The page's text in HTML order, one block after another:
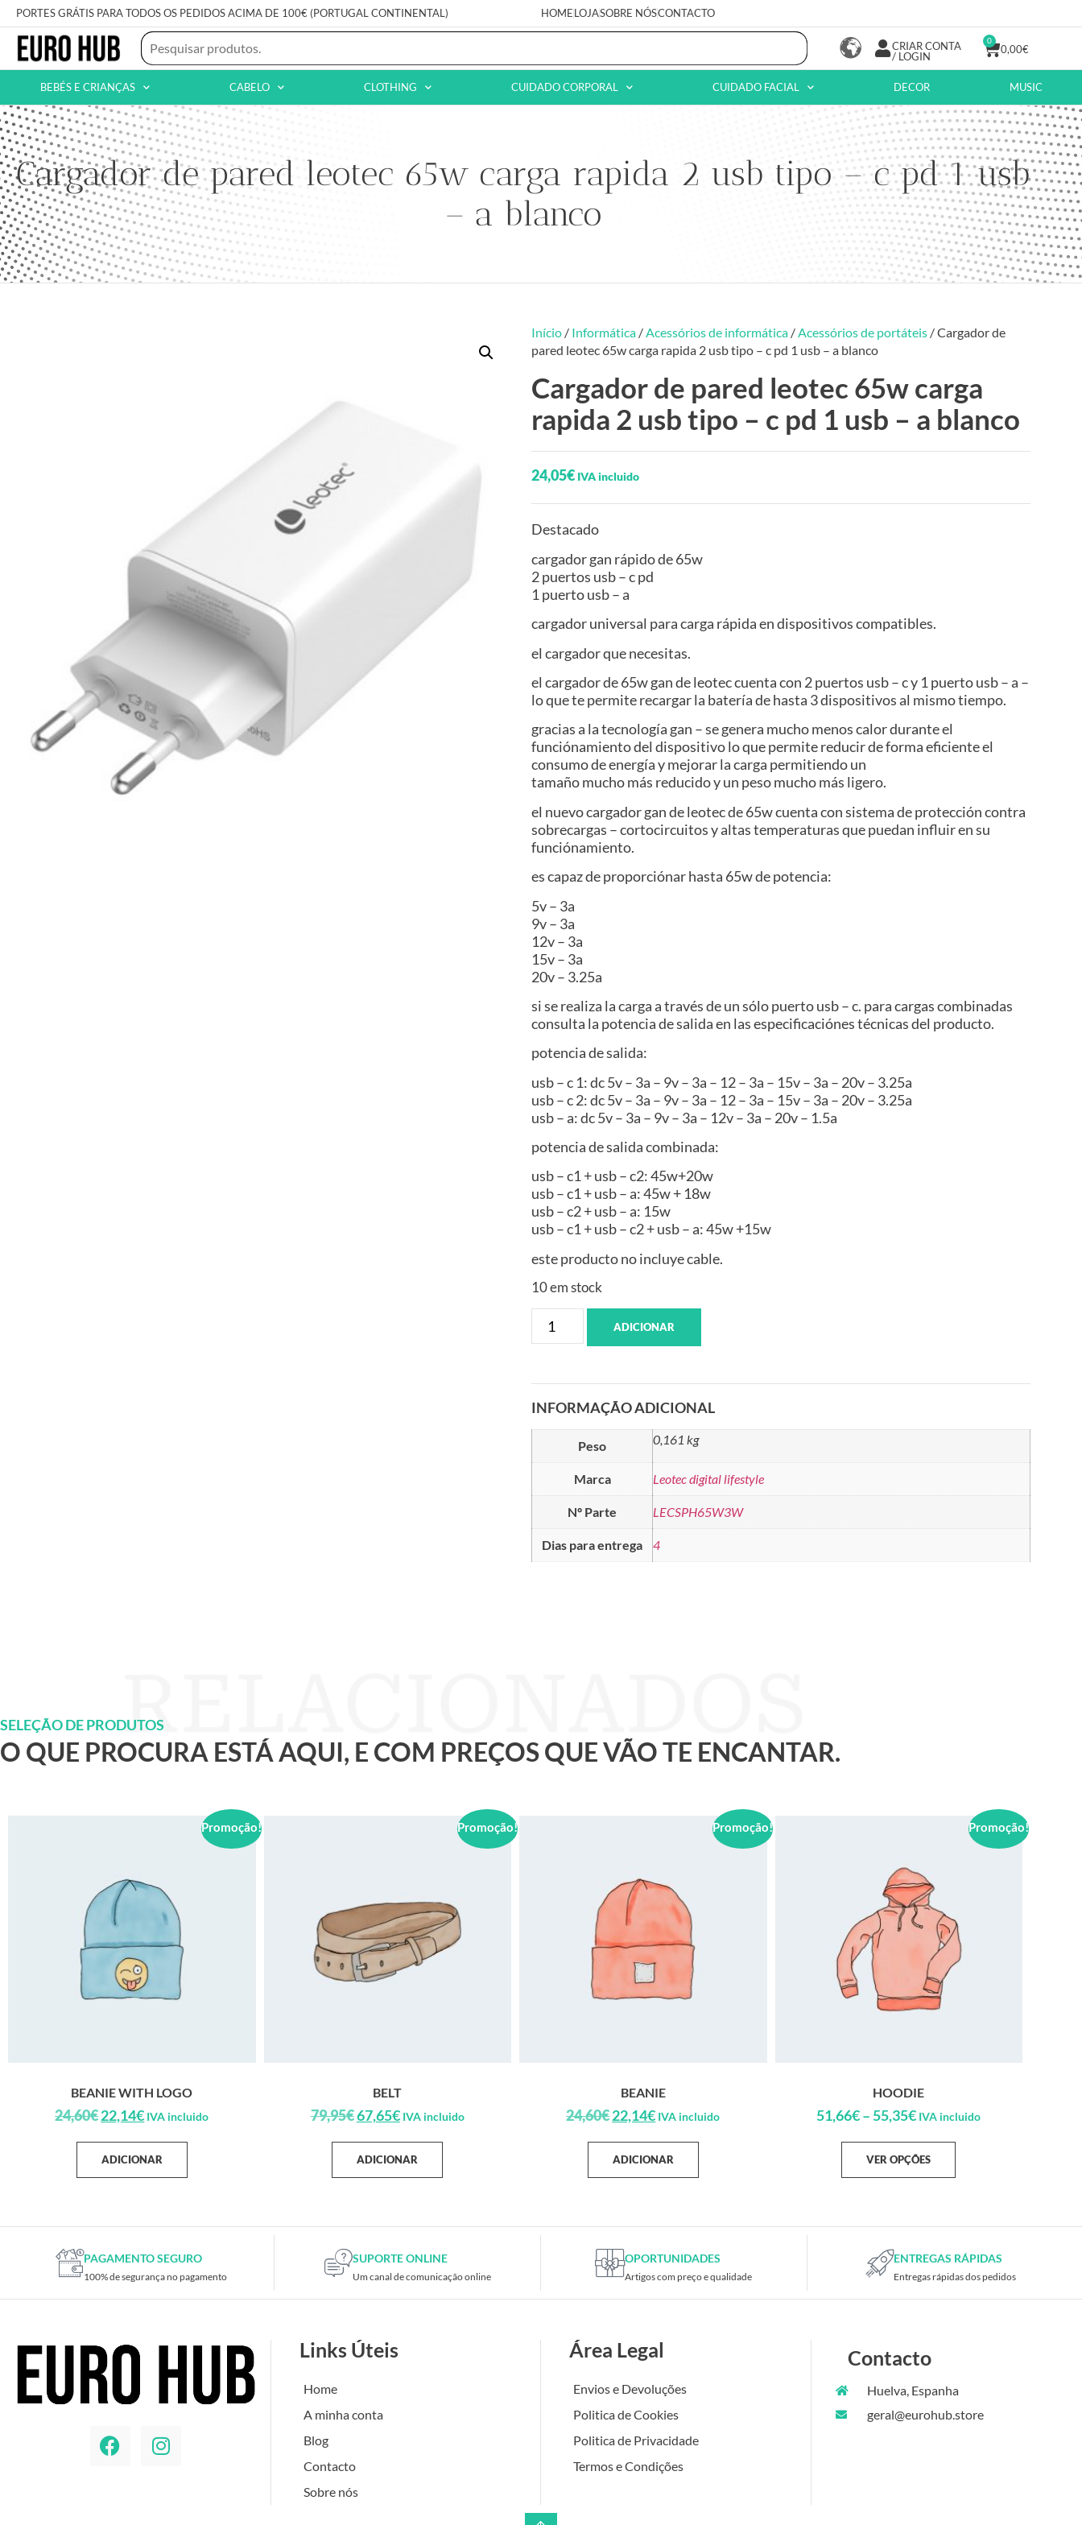
PORTES GRÁTIS PARA TODOS OS PEDIDOS ACIMA DE 100€ (PORTUGAL CONTINENTAL) HOMELOJASOBRE NÓSCONTACTO
CRIAR CONTA
/ LOGIN
0,00€
0
BEBÉS E CRIANÇAS CABELO CLOTHING CUIDADO CORPORAL CUIDADO FACIAL DECOR MUSIC
Cargador de pared leotec 65w carga rapida 2 usb tipo – c pd 1 usb
– a blanco
Início / Informática /Acessórios de informática /Acessórios de portáteis / Cargador de
pared leotec 65w carga rapida 2 usb tipo – c pd 1 usb – a blanco
Cargador de pared leotec 65w carga
rapida 2 usb tipo – c pd 1 usb – a blanco
24,05€ IVA incluido
Destacado
cargador gan rápido de 65w
2 puertos usb – c pd
1 puerto usb – a
cargador universal para carga rápida en dispositivos compatibles.
el cargador que necesitas.
el cargador de 65w gan de leotec cuenta con 2 puertos usb – c y 1 puerto usb – a –
lo que te permite recargar la batería de hasta 3 dispositivos al mismo tiempo.
gracias a la tecnología gan – se genera mucho menos calor durante el
funciónamiento del dispositivo lo que permite reducir de forma eficiente el
consumo de energía y mejorar la carga permitiendo un
tamaño mucho más reducido y un peso mucho más ligero.
el nuevo cargador gan de leotec de 65w cuenta con sistema de protección contra
sobrecargas – cortocircuitos y altas temperaturas que puedan influir en su
funciónamiento.
es capaz de proporciónar hasta 65w de potencia:
5v – 3a
9v – 3a
12v – 3a
15v – 3a
20v – 3.25a
si se realiza la carga a través de un sólo puerto usb – c. para cargas combinadas
consulta la potencia de salida en las especificaciónes técnicas del producto.
potencia de salida:
usb – c 1: dc 5v – 3a – 9v – 3a – 12 – 3a – 15v – 3a – 20v – 3.25a
usb – c 2: dc 5v – 3a – 9v – 3a – 12 – 3a – 15v – 3a – 20v – 3.25a
usb – a: dc 5v – 3a – 9v – 3a – 12v – 3a – 20v – 1.5a
potencia de salida combinada:
usb – c1 + usb – c2: 45w+20w
usb – c1 + usb – a: 45w + 18w
usb – c2 + usb – a: 15w
usb – c1 + usb – c2 + usb – a: 45w +15w
este producto no incluye cable.
10 em stock
ADICIONAR
INFORMAÇÃO ADICIONAL
Peso 0,161 kg
Marca Leotec digital lifestyle
Nº Parte LECSPH65W3W
Dias para entrega 4
SELEÇÃO DE PRODUTOS
O QUE PROCURA ESTÁ AQUI, E COM PREÇOS QUE VÃO TE ENCANTAR.
Promoção!
BEANIE WITH LOGO
24,60€22,14€ IVA incluido
ADICIONAR
Promoção!
BELT
79,95€67,65€ IVA incluido
ADICIONAR
Promoção!
BEANIE
24,60€22,14€ IVA incluido
ADICIONAR
Promoção!
HOODIE
51,66€– 55,35€ IVA incluido
VER OPÇÕES
PAGAMENTO SEGURO
100% de segurança no pagamento
SUPORTE ONLINE
Um canal de comunicação online
OPORTUNIDADES
Artigos com preço e qualidade
ENTREGAS RÁPIDAS
Entregas rápidas dos pedidos
Links Úteis
Home
A minha conta
Blog
Contacto
Sobre nós
Área Legal
Envios e Devoluções
Politica de Cookies
Politica de Privacidade
Termos e Condições
Contacto
Huelva, Espanha
geral@eurohub.store